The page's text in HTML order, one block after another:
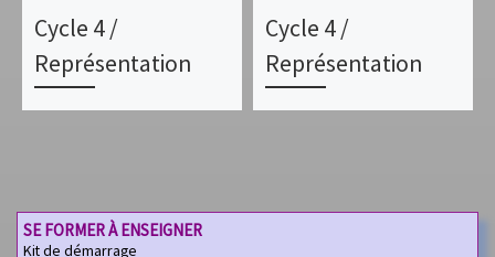
Cycle 4 /
Représentation
Cycle 4 /
Représentation
SE FORMER À ENSEIGNER
Kit de démarrage